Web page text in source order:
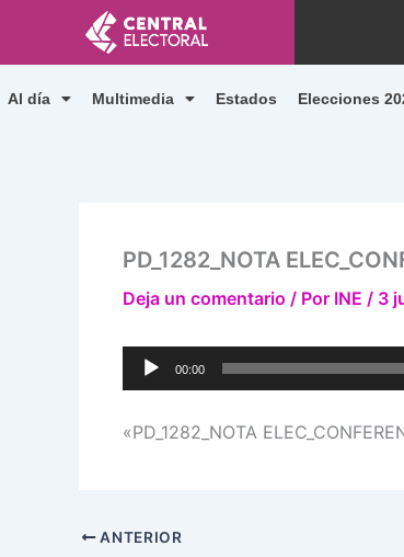
contenido
Al día Multimedia Estados Elecciones
PD_1282_NOTA
Deja un comentario / Por INE / 3
Reproductor
de
00:00
«PD_1282_NOTA
ANTERIOR